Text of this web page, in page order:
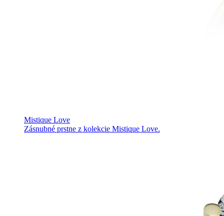
Mistique Love
Zásnubné prstne z kolekcie Mistique Love.